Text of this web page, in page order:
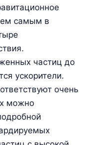
самым в
частиц до
ускорители.
очень
можно